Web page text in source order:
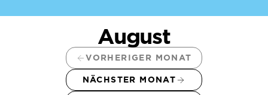
August
VORHERIGER MONAT
NÄCHSTER MONAT